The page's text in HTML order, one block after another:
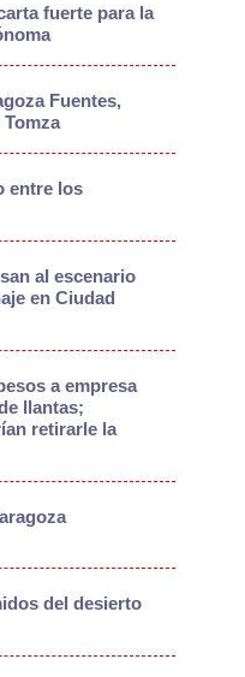
fuerte para la
Fuentes,
entre los
al escenario
en Ciudad
a empresa
llantas;
retirarle la
del desierto